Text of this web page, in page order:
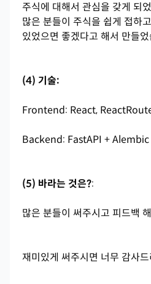
주식에 대해서 관심을 갖게 되
많은 분들이 주식을 쉽게 접하
있었으면 좋겠다고 해서 만들
(4) 기술:
Frontend: React,
Backend: FastAPI +
(5) 바라는 것은?:
많은 분들이 써주시고 피드백
재미있게 써주시면 너무 감사